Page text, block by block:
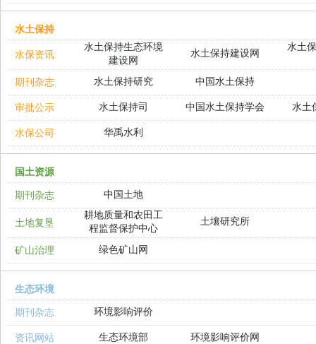
水土保持
水保资讯
水土保持生态环境
建设网
水土保持建设网
水土
期刊杂志 水土保持研究 中国水土保持
审批公示 水土保持司 中国水土保持学会 水土
水保公司 华禹水利
国土资源
期刊杂志
中国土地
土地复垦
耕地质量和农田工
程监督保护中心
土壤研究所
矿山治理 绿色矿山网
生态环境
期刊杂志
环境影响评价
资讯网站 生态环境部 环境影响评价网